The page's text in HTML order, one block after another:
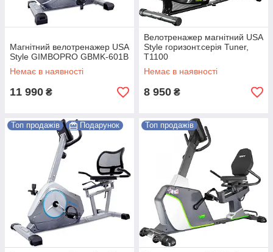
Магнітний велотренажер USA
Style GIMBOPRO GBMK-601B
Немає в наявності
11 990 ₴
Велотренажер магнітний USA
Style горизонт.серія Tuner,
T1100
Немає в наявності
8 950 ₴
Топ продажів Подарунок Топ продажів